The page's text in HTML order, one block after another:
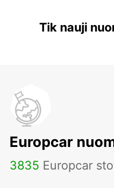
Tik nauji
Europcar
3835 Europcar